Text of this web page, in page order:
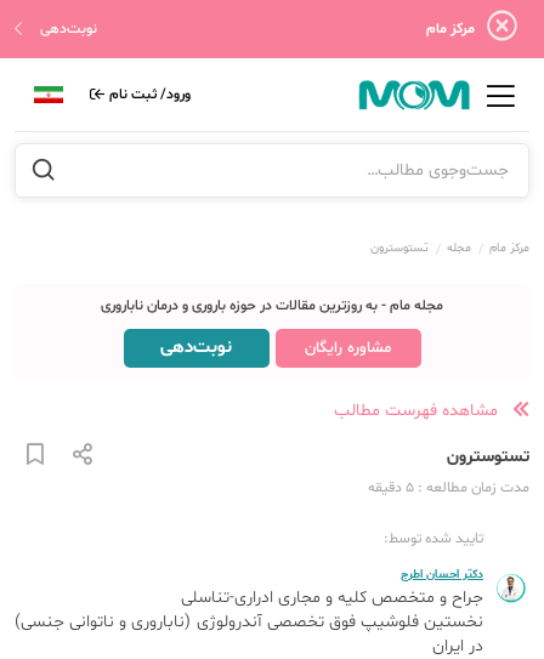
مرکز مام نوبت‌دهی
ورود/ ثبت نام
مرکز مام مجله تستوسترون
مجله مام - به روزترین مقالات در حوزه باروری و درمان ناباروری
مشاوره رایگان نوبت‌دهی
مشاهده فهرست مطالب
تستوسترون
مدت زمان مطالعه : 5 دقیقه
تایید شده توسط:
دکتر احسان اطرج
جراح و متخصص کلیه و مجاری ادراری-تناسلی
نخستین فلوشیپ فوق تخصصی آندرولوژی (ناباروری و ناتوانی جنسی)
در ایران